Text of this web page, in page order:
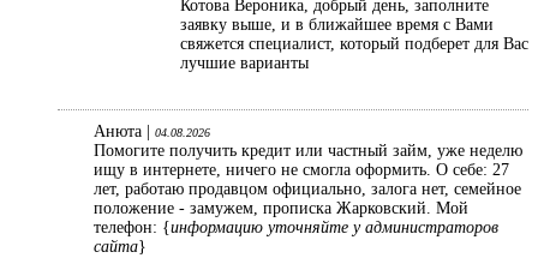
Котова Вероника, добрый день, заполните
заявку выше, и в ближайшее время с Вами
свяжется специалист, который подберет для Вас
лучшие варианты
Анюта | 04.08.2026
Помогите получить кредит или частный займ, уже неделю
ищу в интернете, ничего не смогла оформить. О себе: 27
лет, работаю продавцом официально, залога нет, семейное
положение - замужем, прописка Жарковский. Мой
телефон: {информацию уточняйте у администраторов
сайта}